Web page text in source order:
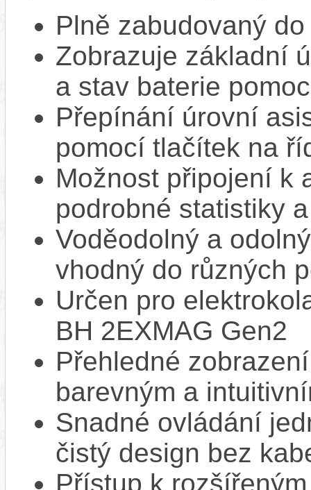
Plně zabudovaný
Zobrazuje základní
a stav baterie
Přepínání úrovní
pomocí tlačítek na
Možnost připojení k
podrobné statistiky
Voděodolný a
vhodný do různých
Určen pro
BH 2EXMAG Gen2
Přehledné
barevným a
Snadné ovládání
čistý design bez
Přístup k